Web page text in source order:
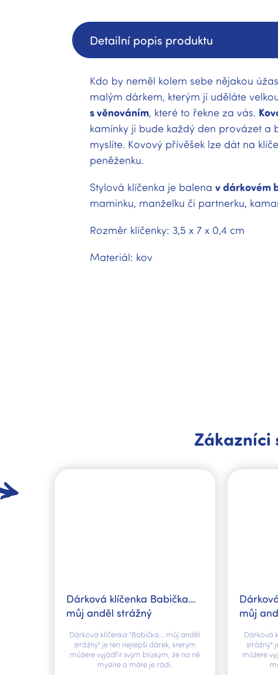
Detailní popis produktu
Kdo by neměl kolem sebe nějakou
malým dárkem, kterým jí uděláte
s věnováním, které to řekne za vás.
kamínky ji bude každý den provázet a
myslíte. Kovový přívěšek lze dát na
peněženku.
Stylová klíčenka je balena v dárkovém
maminku, manželku či partnerku,
Rozměr klíčenky: 3,5 x 7 x 0,4 cm
Materiál: kov
Zákazníci
Dárková klíčenka Babička…
můj anděl strážný
Dárková klíčenka "Babička… můj anděl
strážný" je ten nejlepší dárek, kterým
můžete vyjádřit svým blízkým, že na ně
myslíte a máte je rádi.
můj
Dárková
strážný"
můžete